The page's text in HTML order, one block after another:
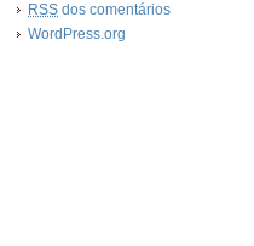
RSS dos comentários
WordPress.org